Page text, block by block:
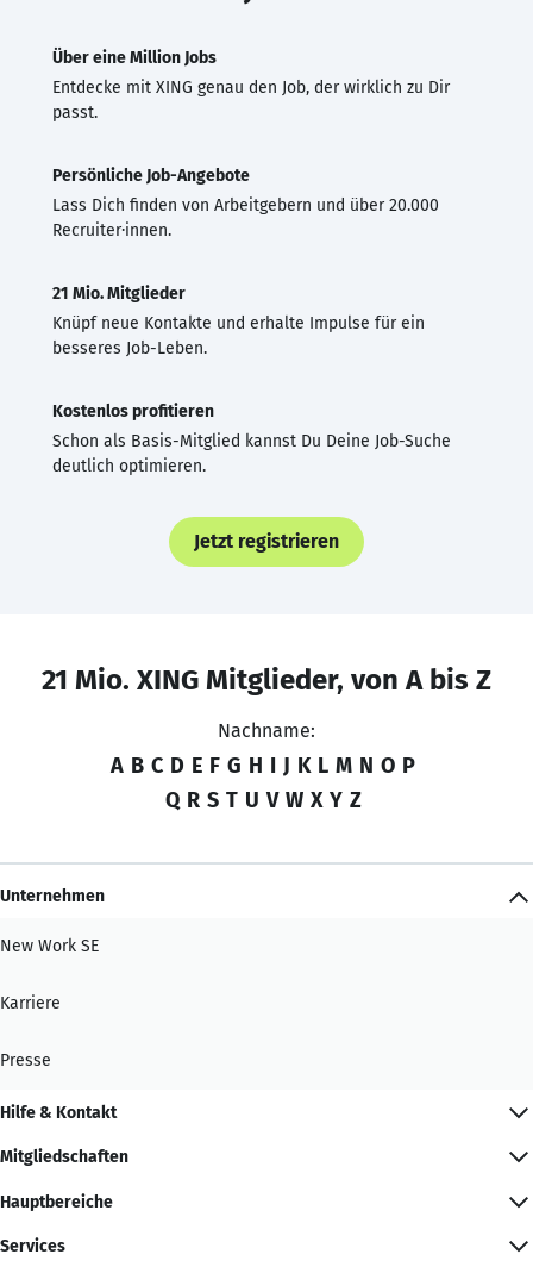
Über eine Million Jobs
Entdecke mit XING genau den Job, der wirklich zu Dir
passt.
Persönliche Job-Angebote
Lass Dich finden von Arbeitgebern und über 20.000
Recruiter·innen.
21 Mio. Mitglieder
Knüpf neue Kontakte und erhalte Impulse für ein
besseres Job-Leben.
Kostenlos profitieren
Schon als Basis-Mitglied kannst Du Deine Job-Suche
deutlich optimieren.
Jetzt registrieren
21 Mio. XING Mitglieder, von A bis Z
Nachname:
A B C D E F G H I J K L M N O P
Q R S T U V W X Y Z
Unternehmen
New Work SE
Karriere
Presse
Hilfe & Kontakt
Mitgliedschaften
Hauptbereiche
Services